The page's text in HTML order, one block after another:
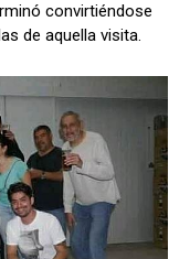
convirtiéndose
de aquella visita.